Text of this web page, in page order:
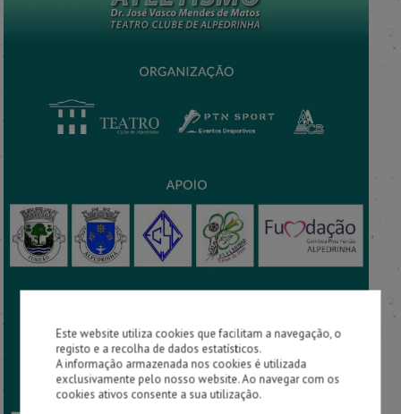
Este website utiliza cookies que facilitam a navegação, o
registo e a recolha de dados estatísticos.
A informação armazenada nos cookies é utilizada
exclusivamente pelo nosso website. Ao navegar com os
cookies ativos consente a sua utilização.